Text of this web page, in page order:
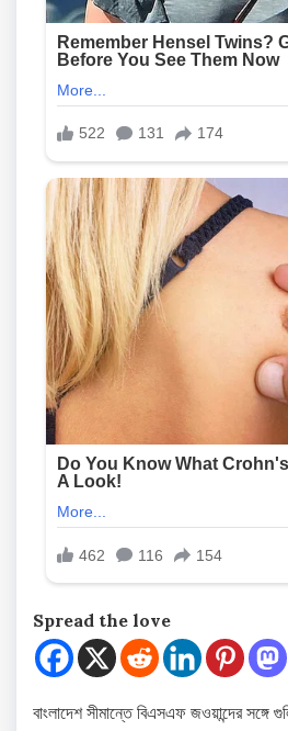
Spread the love
বাংলাদেশ সীমান্তে বিএসএফ জওয়ান্দের সঙ্গে